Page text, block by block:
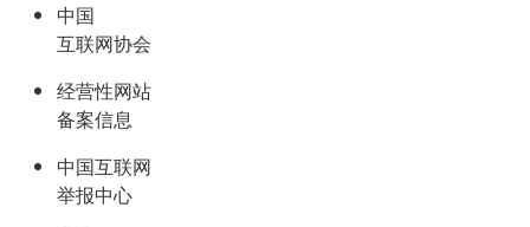
中国
互联网协会
经营性网站
备案信息
中国互联网
举报中心